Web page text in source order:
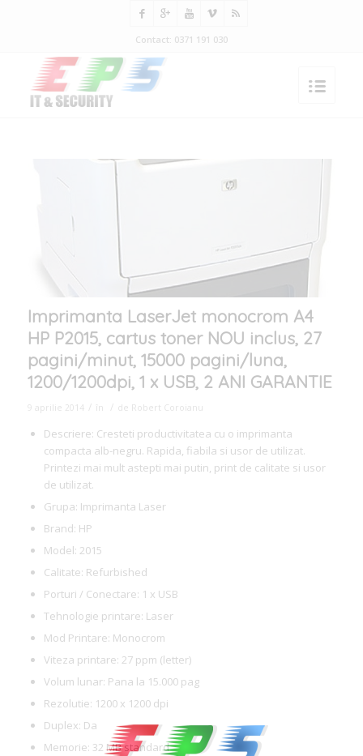
Contact: 0371 191 030
Imprimanta LaserJet monocrom A4
HP P2015, cartus toner NOU inclus, 27
pagini/minut, 15000 pagini/luna,
1200/1200dpi, 1 x USB, 2 ANI GARANTIE
9 aprilie 2014 / în / de Robert Coroianu
Descriere: Cresteti productivitatea cu o imprimanta
compacta alb-negru. Rapida, fiabila si usor de utilizat.
Printezi mai mult astepti mai putin, print de calitate si usor
de utilizat.
Grupa: Imprimanta Laser
Brand: HP
Model: 2015
Calitate: Refurbished
Porturi / Conectare: 1 x USB
Tehnologie printare: Laser
Mod Printare: Monocrom
Viteza printare: 27 ppm (letter)
Volum lunar: Pana la 15.000 pag
Rezolutie: 1200 x 1200 dpi
Duplex: Da
Memorie: 32 MB standard